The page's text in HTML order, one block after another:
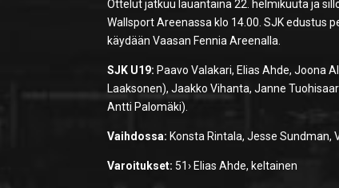
Ottelut jatkuu lauantaina 22. helmikuuta ja
Wallsport Areenassa klo 14.00. SJK edustus
käydään Vaasan Fennia Areenalla.
SJK U19: Paavo Valakari, Elias Ahde, Joona
Laaksonen), Jaakko Vihanta, Janne
Antti Palomäki).
Vaihdossa: Konsta Rintala, Jesse Sundman,
Varoitukset: 51› Elias Ahde, keltainen